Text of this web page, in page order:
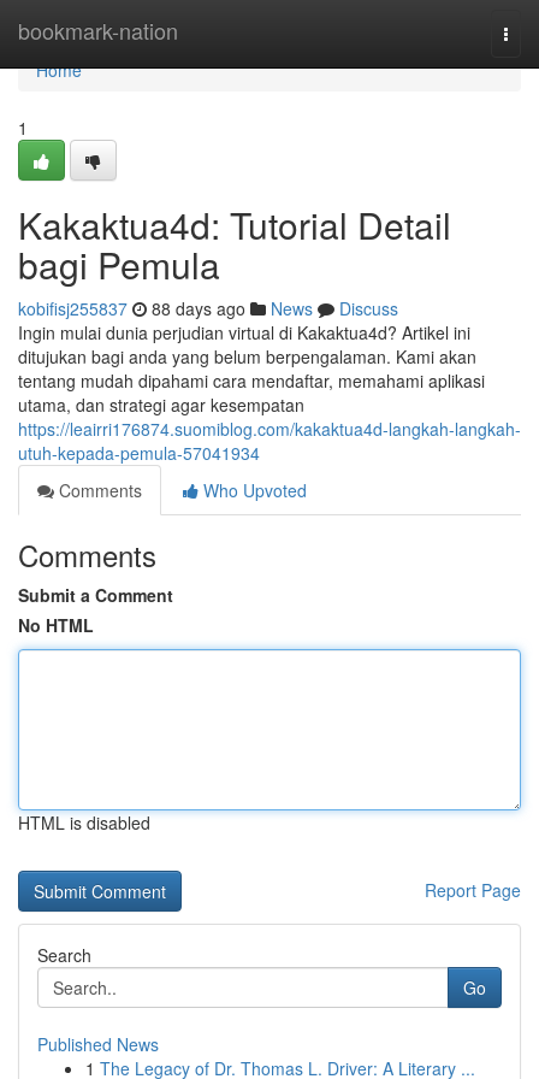
bookmark-nation
Home
Home
1
Kakaktua4d: Tutorial Detail
bagi Pemula
kobifisj255837 88 days ago News
Discuss
Ingin mulai dunia perjudian virtual di Kakaktua4d? Artikel ini
ditujukan bagi anda yang belum berpengalaman. Kami akan
tentang mudah dipahami cara mendaftar, memahami aplikasi
utama, dan strategi agar kesempatan
https://leairri176874.suomiblog.com/kakaktua4d-langkah-langkah-
utuh-kepada-pemula-57041934
Comments
Who Upvoted
Comments
Submit a Comment
No HTML
HTML is disabled
Report Page
Search
Go
Published News
1 The Legacy of Dr. Thomas L. Driver: A Literary ...